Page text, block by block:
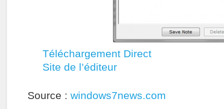
Téléchargement Direct
Site de l’éditeur
Source : windows7news.com